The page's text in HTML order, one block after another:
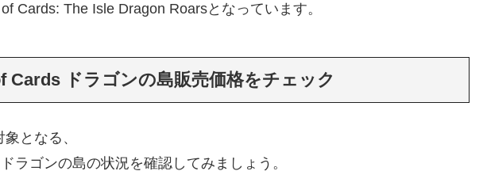
Cards: The Isle Dragon Roarsとなっています。
Cards ドラゴンの島販売価格をチェック
となる、
ラゴンの島の状況を確認してみましょう。